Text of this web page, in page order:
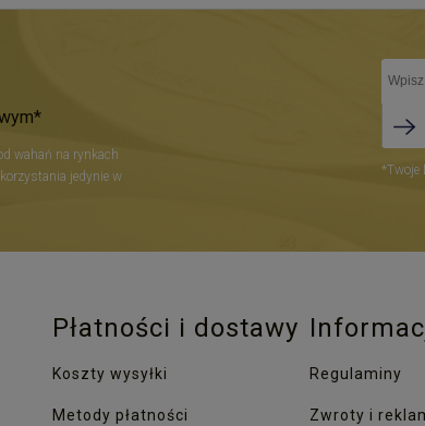
wahań na rynkach
jedynie w
*Twoje
Płatności i dostawy
Koszty wysyłki
Metody płatności
Regulaminy
Zwroty i